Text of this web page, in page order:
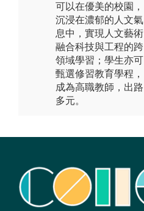
可以在優美的校園，
沉浸在濃郁的人文氣
息中，實現人文藝術
融合科技與工程的跨
領域學習；學生亦可
甄選修習教育學程，
成為高職教師，出路
多元。